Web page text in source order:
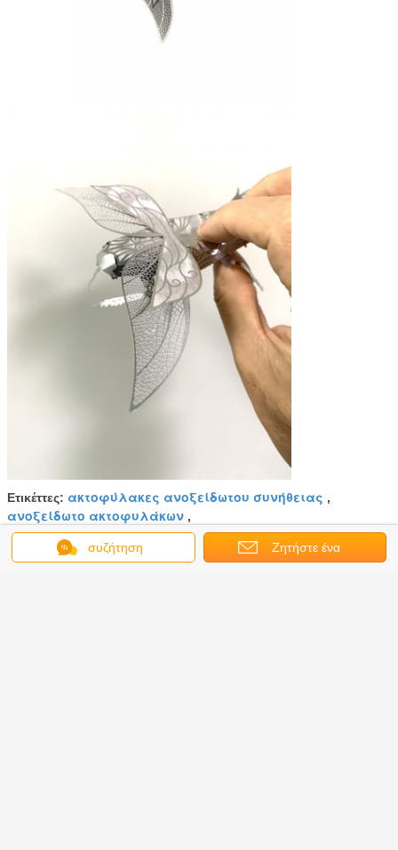
Ετικέττες: ακτοφύλακες ανοξείδωτου συνήθειας ,
ανοξείδωτο ακτοφυλάκων ,
ακτοφύλακες ποτών ανοξείδωτου
συζήτηση Ζητήστε ένα